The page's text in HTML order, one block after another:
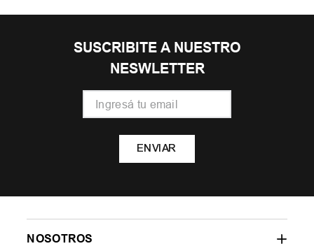
SUSCRIBITE A NUESTRO
NESWLETTER
ENVIAR
NOSOTROS